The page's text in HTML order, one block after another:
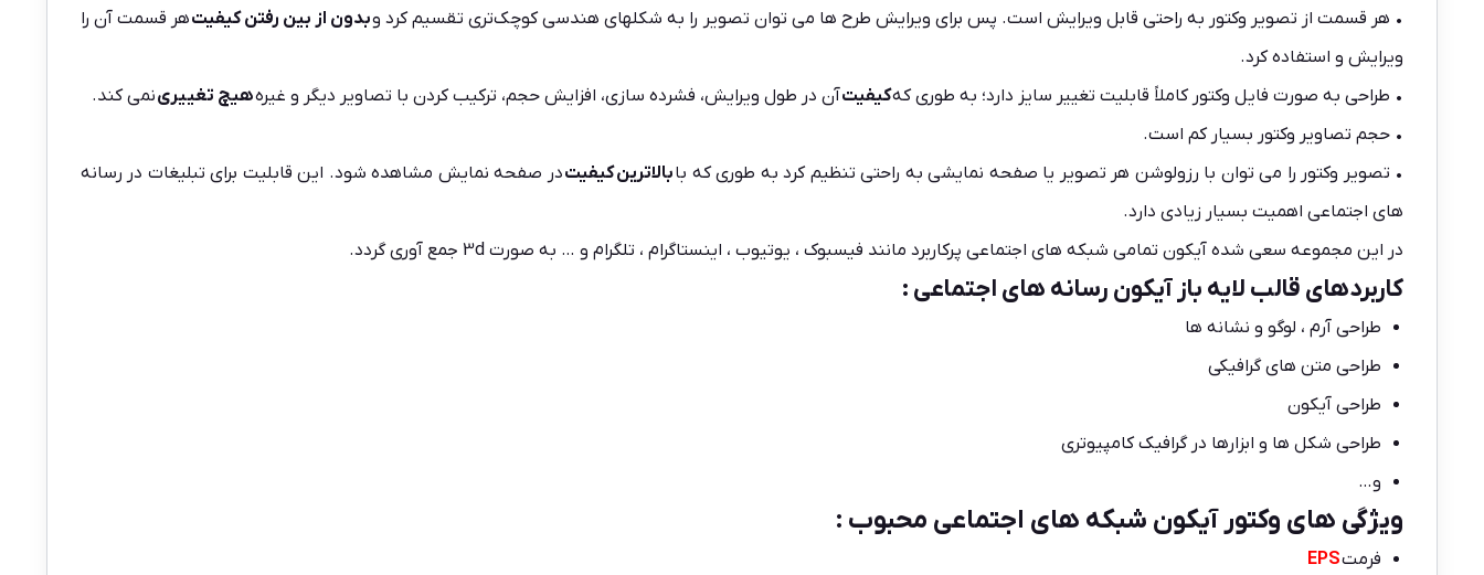
• هر قسمت از تصویر وکتور به راحتی قابل ویرایش است. پس برای ویرایش طرح ها می توان تصویر را به شکلهای هندسی کوچک‌تری تقسیم کرد وبدون از بین رفتن کیفیتهر قسمت آن را
ویرایش و استفاده کرد.
• طراحی به صورت فایل وکتور کاملاً قابلیت تغییر سایز دارد؛ به طوری کهکیفیتآن در طول ویرایش، فشرده سازی، افزایش حجم، ترکیب کردن با تصاویر دیگر و غیرههیچ تغییرینمی کند.
• حجم تصاویر وکتور بسیار کم است.
• تصویر وکتور را می توان با رزولوشن هر تصویر یا صفحه نمایشی به راحتی تنظیم کرد به طوری که بابالاترینکیفیتدر صفحه نمایش مشاهده شود. این قابلیت برای تبلیغات در رسانه
های اجتماعی اهمیت بسیار زیادی دارد.
در این مجموعه سعی شده آیکون تمامی شبکه های اجتماعی پرکاربرد مانند فیسبوک ، یوتیوب ، اینستاگرام ، تلگرام و … به صورت 3d جمع آوری گردد.
کاربردهای قالب لایه باز آیکون رسانه های اجتماعی :
طراحی آرم ، لوگو و نشانه ها
طراحی متن های گرافیکی
طراحی آیکون
طراحی شکل ها و ابزارها در گرافیک کامپیوتری
و…
ویژگی های وکتورآیکون شبکه های اجتماعی محبوب :
فرمتEPS